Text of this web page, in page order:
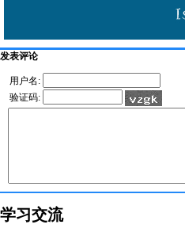
发表评论
用户名:
验证码:
学习交流